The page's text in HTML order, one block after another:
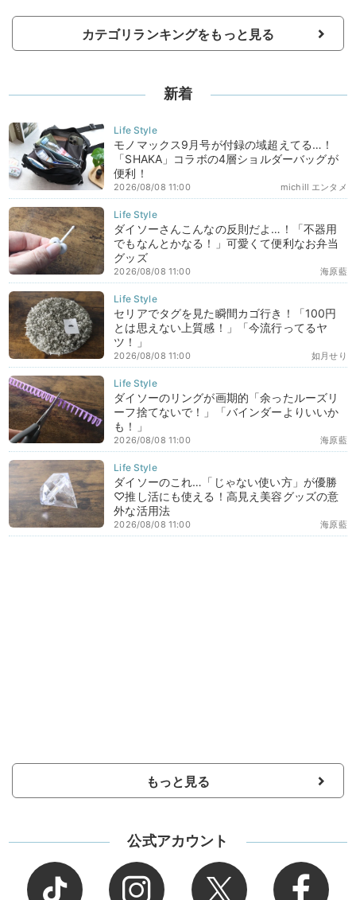
カテゴリランキングをもっと見る
新着
モノマックス9月号が付録の域超えてる…！
「SHAKA」コラボの4層ショルダーバッグが
便利！
michill エンタメ
2026/08/08 11:00
ダイソーさんこんなの反則だよ…！「不器用
でもなんとかなる！」可愛くて便利なお弁当
グッズ
海原藍
2026/08/08 11:00
セリアでタグを見た瞬間カゴ行き！「100円
とは思えない上質感！」「今流行ってるヤ
ツ！」
如月せり
2026/08/08 11:00
ダイソーのリングが画期的「余ったルーズリ
ーフ捨てないで！」「バインダーよりいいか
も！」
海原藍
2026/08/08 11:00
ダイソーのこれ…「じゃない使い方」が優勝
♡推し活にも使える！高見え美容グッズの意
外な活用法
海原藍
2026/08/08 11:00
もっと見る
公式アカウント